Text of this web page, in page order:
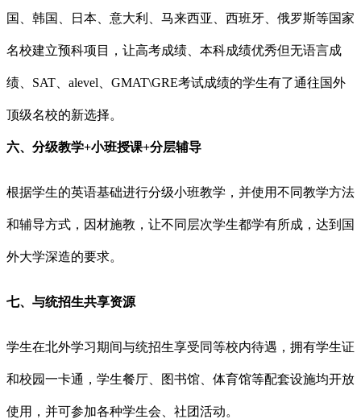
国、韩国、日本、意大利、马来西亚、西班牙、俄罗斯等国家
名校建立预科项目，让高考成绩、本科成绩优秀但无语言成
绩、SAT、alevel、GMAT\GRE考试成绩的学生有了通往国外
顶级名校的新选择。
六、分级教学+小班授课+分层辅导
根据学生的英语基础进行分级小班教学，并使用不同教学方法
和辅导方式，因材施教，让不同层次学生都学有所成，达到国
外大学深造的要求。
七、与统招生共享资源
学生在北外学习期间与统招生享受同等校内待遇，拥有学生证
和校园一卡通，学生餐厅、图书馆、体育馆等配套设施均开放
使用，并可参加各种学生会、社团活动。